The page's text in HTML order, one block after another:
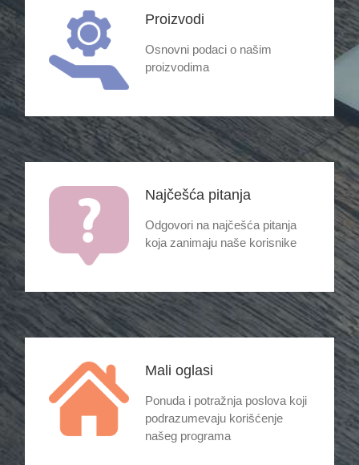
Proizvodi
Osnovni podaci o našim
proizvodima
Najčešća pitanja
Odgovori na najčešća pitanja
koja zanimaju naše korisnike
Mali oglasi
Ponuda i potražnja poslova koji
podrazumevaju korišćenje
našeg programa